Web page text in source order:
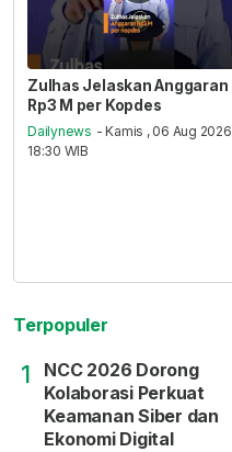
Zulhas Jelaskan Anggaran
Rp3 M per Kopdes
Dailynews - Kamis , 06 Aug
18:30 WIB
Terpopuler
1
NCC 2026 Dorong
Kolaborasi Perkuat
Keamanan Siber dan
Ekonomi Digital